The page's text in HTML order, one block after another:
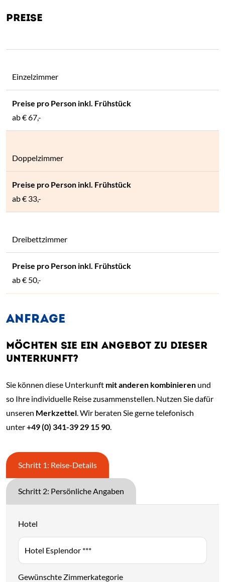
PREISE
Einzelzimmer
ab€ 67,-
Doppelzimmer
ab€ 33,-
Dreibettzimmer
ab€ 50,-
ANFRAGE
MÖCHTEN SIE EIN ANGEBOT ZU DIESER
UNTERKUNFT?
Sie können diese Unterkunft mit anderen kombinieren und
so Ihre individuelle Reise zusammenstellen. Nutzen Sie dafür
unseren Merkzettel . Wir beraten Sie gerne telefonisch
unter+49 (0) 341-39 29 15 90
Schritt 1: Reise-Details
Schritt 2: Persönliche Angaben
Hotel
Gewünschte Zimmerkategorie